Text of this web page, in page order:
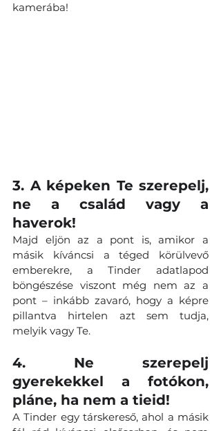
kamerába!
3. A képeken Te szerepelj,
ne a család vagy a
haverok!
Majd eljön az a pont is, amikor a
másik kíváncsi a téged körülvevő
emberekre, a Tinder adatlapod
böngészése viszont még nem az a
pont – inkább zavaró, hogy a képre
pillantva hirtelen azt sem tudja,
melyik vagy Te.
4. Ne szerepelj
gyerekekkel a fotókon,
pláne, ha nem a tieid!
A Tinder egy társkereső, ahol a másik